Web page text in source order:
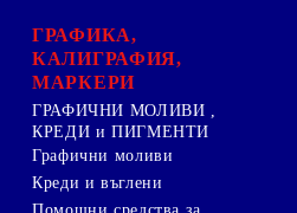
ГРАФИКА,
КАЛИГРАФИЯ,
МАРКЕРИ
ГРАФИЧНИ МОЛИВИ ,
КРЕДИ и ПИГМЕНТИ
Графични моливи
Креди и въглени